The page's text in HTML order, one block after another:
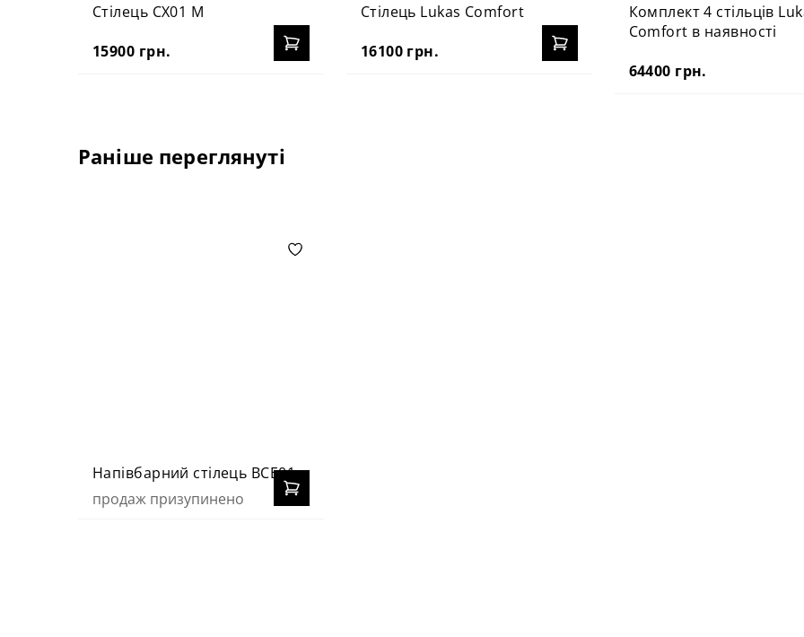
Стілець CX01 M
15900 грн.
Стілець Lukas Comfort
16100 грн.
Комплект 4 стільців
Comfort в наявності
64400 грн.
Раніше переглянуті
Напівбарний стілець BCE01
продаж призупинено